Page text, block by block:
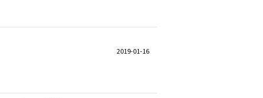
2019-01-16